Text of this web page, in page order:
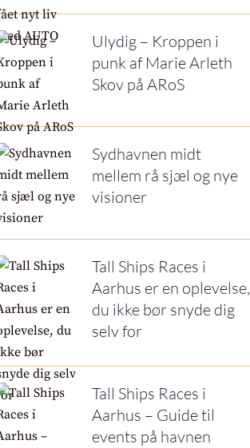
Ulydig – Kroppen i
punk af Marie Arleth
Skov på ARoS
Sydhavnen midt
mellem rå sjæl og nye
visioner
Tall Ships Races i
Aarhus er en oplevelse,
du ikke bør snyde dig
selv for
Tall Ships Races i
Aarhus – Guide til
events på havnen